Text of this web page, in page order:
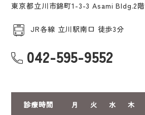
東京都立川市錦町1-3-3 Asami Bldg.2階
JR各線 立川駅南口 徒歩3分
042-595-9552
診療時間 月 火 水 木